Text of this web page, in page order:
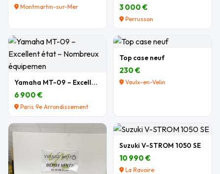
Montmartin-sur-Mer 3 000 €
Perrusson
Yamaha MT-09 – Excellent état – Nombreux équipemen
6 900 €
Paris 9e Arrondissement
Top case neuf
230 €
Vaulx-en-Velin
Suzuki V-STROM 1050 SE
10 990 €
La Ravoire